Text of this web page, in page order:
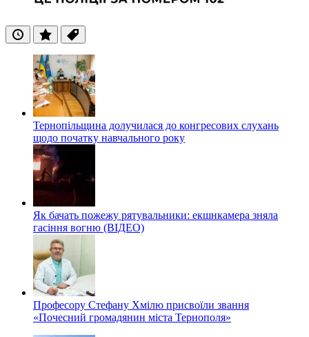
ОстанніПопулярні
Теги
Тернопільщина долучилася до конгресових слухань
щодо початку навчального року
Як бачать пожежу рятувальники: екшнкамера зняла
гасіння вогню (ВІДЕО)
Професору Стефану Хмілю присвоїли звання
«Почесний громадянин міста Тернополя»